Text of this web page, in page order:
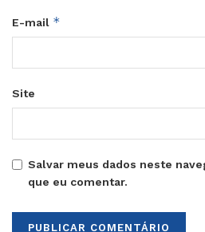
E-mail *
Site
Salvar meus dados neste
que eu comentar.